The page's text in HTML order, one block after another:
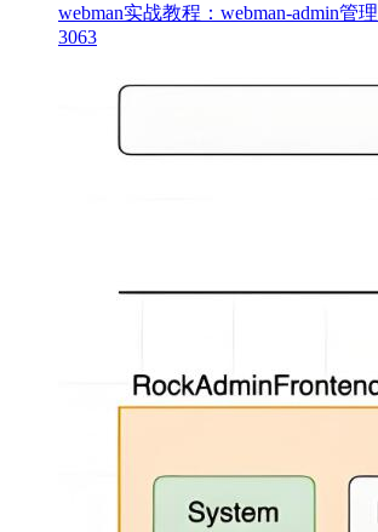
webman实战教程：webman-admin管
3063